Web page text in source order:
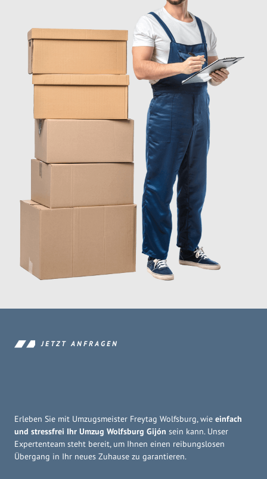
JETZT ANFRAGEN
Erleben Sie mit Umzugsmeister Freytag Wolfsburg, wie einfach
und stressfrei Ihr Umzug Wolfsburg Gijón sein kann. Unser
Expertenteam steht bereit, um Ihnen einen reibungslosen
Übergang in Ihr neues Zuhause zu garantieren.